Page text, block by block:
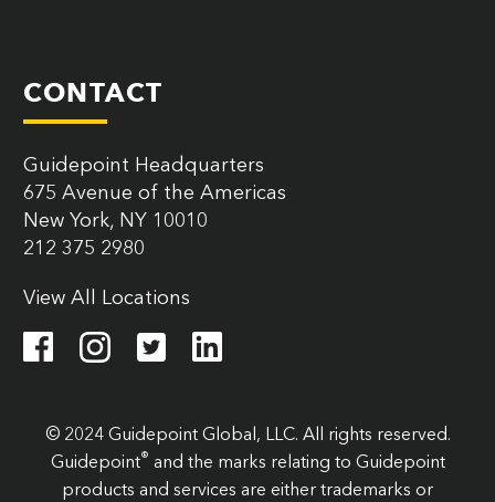
CONTACT
Guidepoint Headquarters
675 Avenue of the Americas
New York, NY 10010
212 375 2980
View All Locations
© 2024 Guidepoint Global, LLC. All rights reserved.
Guidepoint® and the marks relating to Guidepoint
products and services are either trademarks or